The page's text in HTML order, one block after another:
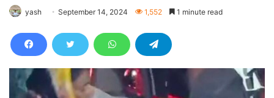
yash September 14, 2024 1,552 1 minute read